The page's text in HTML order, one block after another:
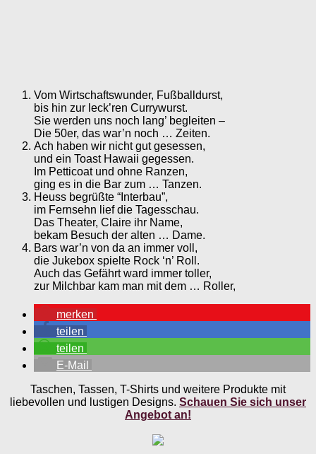
Vom Wirtschaftswunder, Fußballdurst,
bis hin zur leck’ren Currywurst.
Sie werden uns noch lang’ begleiten –
Die 50er, das war’n noch … Zeiten.
Ach haben wir nicht gut gesessen,
und ein Toast Hawaii gegessen.
Im Petticoat und ohne Ranzen,
ging es in die Bar zum … Tanzen.
Heuss begrüßte “Interbau”,
im Fernsehn lief die Tagesschau.
Das Theater, Claire ihr Name,
bekam Besuch der alten … Dame.
Bars war’n von da an immer voll,
die Jukebox spielte Rock ‘n’ Roll.
Auch das Gefährt ward immer toller,
zur Milchbar kam man mit dem … Roller,
merken
teilen
teilen
E-Mail
Taschen, Tassen, T-Shirts und weitere Produkte mit
liebevollen und lustigen Designs. Schauen Sie sich unser
Angebot an!